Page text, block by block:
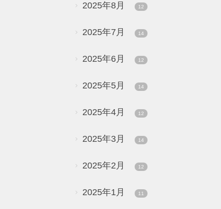
2025年8月 12
2025年7月 14
2025年6月 12
2025年5月 14
2025年4月 12
2025年3月 14
2025年2月 12
2025年1月 11